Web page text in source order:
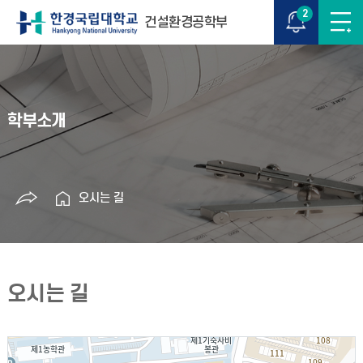
2
건설환경공학부
학부소개
오시는 길
오시는 길